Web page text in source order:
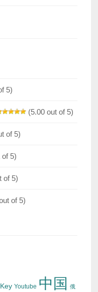
5)
(5.00 out of 5)
of 5)
of 5)
of 5)
of 5)
Key Youtube 中国 俄